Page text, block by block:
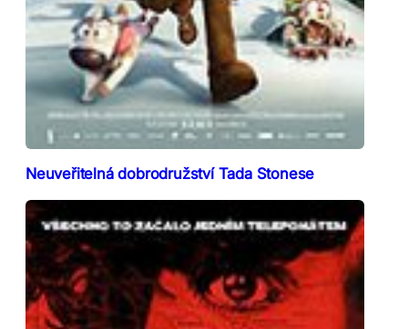
Neuveřitelná dobrodružství Tada Stonese